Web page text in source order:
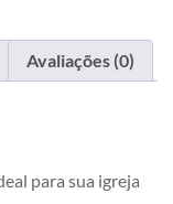
Avaliações (0)
para sua igreja